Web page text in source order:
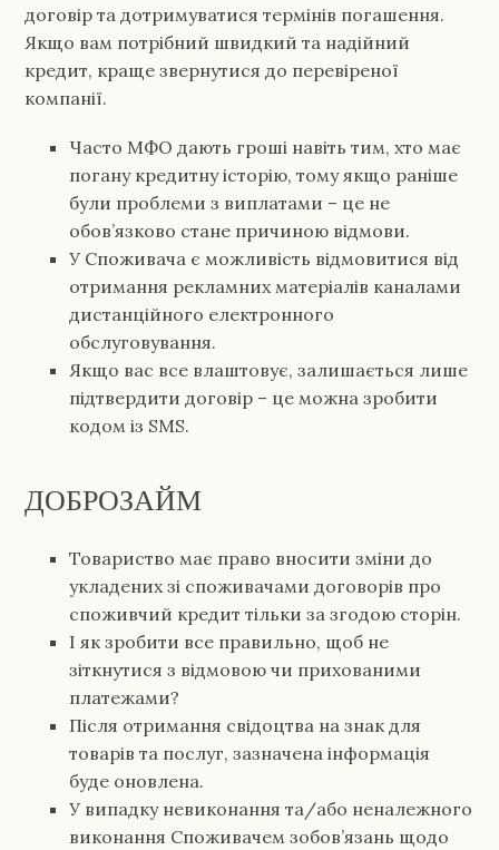
договір та дотримуватися термінів погашення.
Якщо вам потрібний швидкий та надійний
кредит, краще звернутися до перевіреної
компанії.
Часто МФО дають гроші навіть тим, хто має
погану кредитну історію, тому якщо раніше
були проблеми з виплатами – це не
обов’язково стане причиною відмови.
У Споживача є можливість відмовитися від
отримання рекламних матеріалів каналами
дистанційного електронного
обслуговування.
Якщо вас все влаштовує, залишається лише
підтвердити договір – це можна зробити
кодом із SMS.
ДОБРОЗАЙМ
Товариство має право вносити зміни до
укладених зі споживачами договорів про
споживчий кредит тільки за згодою сторін.
І як зробити все правильно, щоб не
зіткнутися з відмовою чи прихованими
платежами?
Після отримання свідоцтва на знак для
товарів та послуг, зазначена інформація
буде оновлена.
У випадку невиконання та/або неналежного
виконання Споживачем зобов’язань щодо